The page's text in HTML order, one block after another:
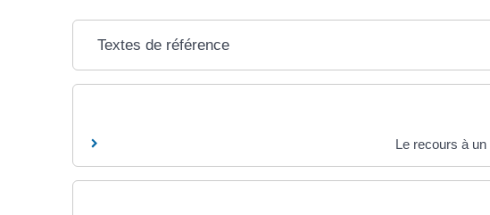
Textes de référence
Le recours à